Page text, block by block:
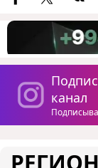
канал